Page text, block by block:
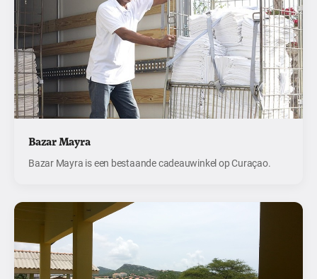
Bazar Mayra
Bazar Mayra is een bestaande cadeauwinkel op Curaçao.